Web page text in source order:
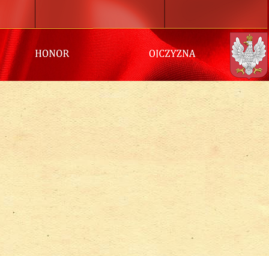
instrumentach ludowych w WOK 2018
2018